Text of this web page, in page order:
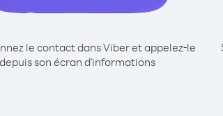
le contact dans Viber et appelez-le
depuis son écran d'informations